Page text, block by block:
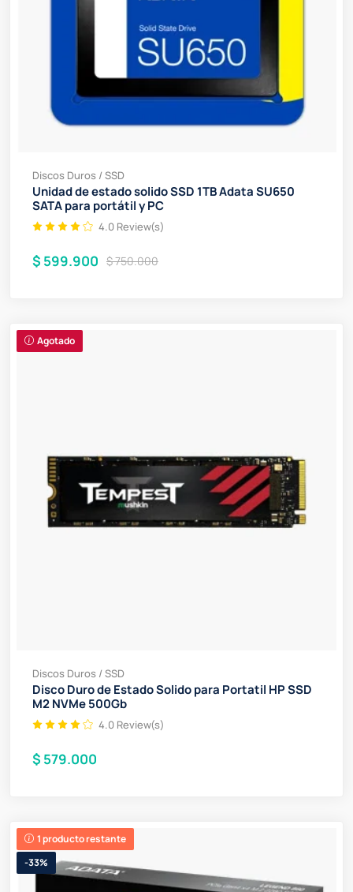
Discos Duros / SSD
Unidad de estado solido SSD 1TB Adata SU650
SATA para portátil y PC
4.0 Review(s)
$ 599.900 $ 750.000
Agotado
Discos Duros / SSD
Disco Duro de Estado Solido para Portatil HP SSD
M2 NVMe 500Gb
4.0 Review(s)
$ 579.000
1 producto restante
-33%